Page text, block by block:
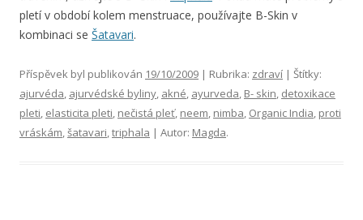
pletí v období kolem menstruace, používajte B-Skin v
kombinaci se Šatavari.
Příspěvek byl publikován 19/10/2009 | Rubrika: zdraví | Štítky:
ajurvéda, ajurvédské byliny, akné, ayurveda, B- skin, detoxikace
pleti, elasticita pleti, nečistá pleť, neem, nimba, Organic India, proti
vráskám,šatavari,triphala | Autor: Magda.